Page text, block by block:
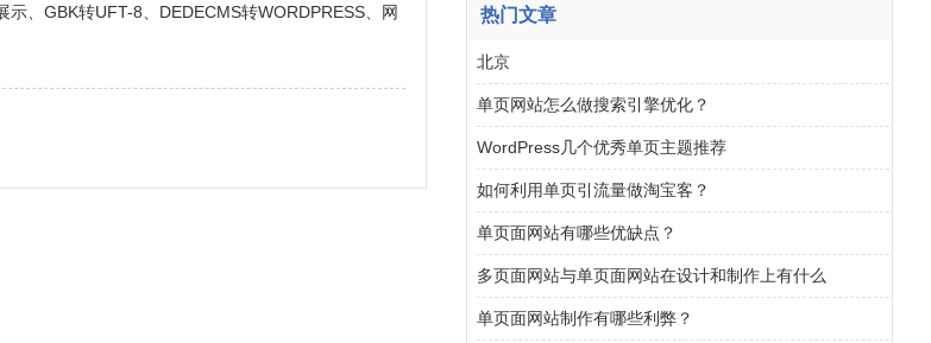
、GBK转UFT-8、DEDECMS转WORDPRESS、网
热门文章
北京
单页网站怎么做搜索引擎优化？
WordPress几个优秀单页主题推荐
如何利用单页引流量做淘宝客？
单页面网站有哪些优缺点？
多页面网站与单页面网站在设计和制作上有什么
单页面网站制作有哪些利弊？